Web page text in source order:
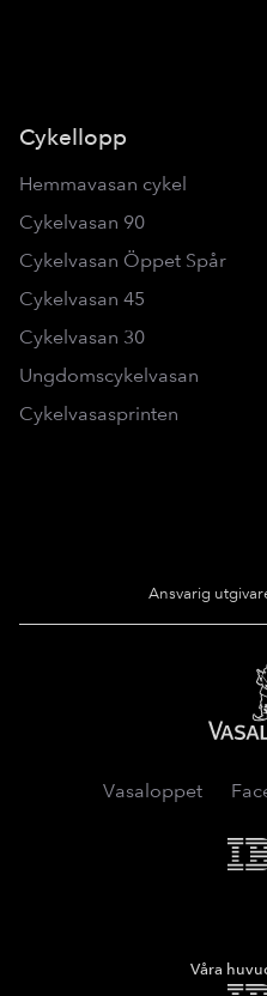
Cykellopp
Hemmavasan cykel
Cykelvasan 90
Cykelvasan Öppet Spår
Cykelvasan 45
Cykelvasan 30
Ungdomscykelvasan
Cykelvasasprinten
Ansvarig
Vasaloppet
IMB
Våra